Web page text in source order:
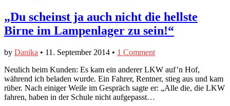
„Du scheinst ja auch nicht die hellste
Birne im Lampenlager zu sein!“
by Danika • 11. September 2014 • 1 Comment
Neulich beim Kunden: Es kam ein anderer LKW auf’n Hof,
während ich beladen wurde. Ein Fahrer, Rentner, stieg aus und kam
rüber. Nach einiger Weile im Gespräch sagte er: „Alle die, die LKW
fahren, haben in der Schule nicht aufgepasst…